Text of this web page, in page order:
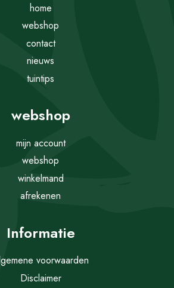
home
webshop
contact
nieuws
tuintips
webshop
mijn account
webshop
winkelmand
afrekenen
Informatie
voorwaarden
Disclaimer